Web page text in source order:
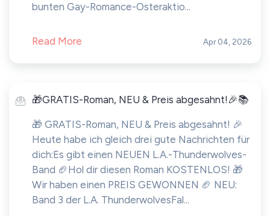
bunten Gay-Romance-Osteraktio...
Read More Apr 04, 2026
🎁GRATIS-Roman, NEU & Preis abgesahnt!🎉📚
🎁 GRATIS-Roman, NEU & Preis abgesahnt! 🎉
Heute habe ich gleich drei gute Nachrichten für
dich:Es gibt einen NEUEN L.A.-Thunderwolves-
Band 🏈Hol dir diesen Roman KOSTENLOS! 🎁
Wir haben einen PREIS GEWONNEN 🏈 NEU:
Band 3 der L.A. ThunderwolvesFal...